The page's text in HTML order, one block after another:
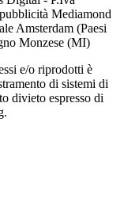
Mediamond
Amsterdam (Paesi
Monzese (MI)
e/o riprodotti è
di sistemi di
divieto espresso di